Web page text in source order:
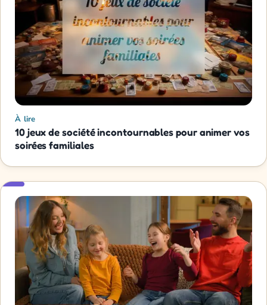
À lire
10 jeux de société incontournables pour animer vos
soirées familiales